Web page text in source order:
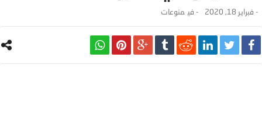
- فبراير 18, 2020 - ‎في منوعات